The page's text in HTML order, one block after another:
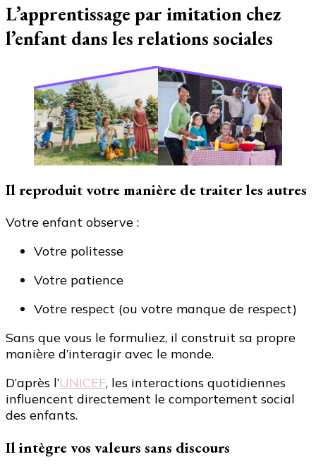
L’apprentissage par imitation chez
l’enfant dans les relations sociales
Il reproduit votre manière de traiter les autres
Votre enfant observe :
Votre politesse
Votre patience
Votre respect (ou votre manque de respect)
Sans que vous le formuliez, il construit sa propre
manière d’interagir avec le monde.
D’après l’UNICEF, les interactions quotidiennes
influencent directement le comportement social
des enfants.
Il intègre vos valeurs sans discours